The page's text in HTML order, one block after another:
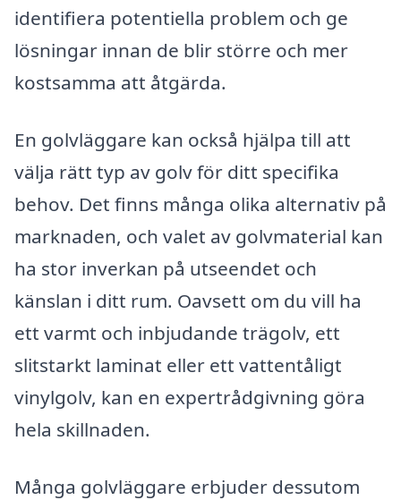
identifiera potentiella problem och ge
lösningar innan de blir större och mer
kostsamma att åtgärda.
En golvläggare kan också hjälpa till att
välja rätt typ av golv för ditt specifika
behov. Det finns många olika alternativ på
marknaden, och valet av golvmaterial kan
ha stor inverkan på utseendet och
känslan i ditt rum. Oavsett om du vill ha
ett varmt och inbjudande trägolv, ett
slitstarkt laminat eller ett vattentåligt
vinylgolv, kan en expertrådgivning göra
hela skillnaden.
Många golvläggare erbjuder dessutom